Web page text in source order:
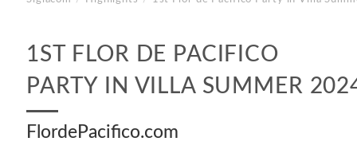
1ST FLOR DE PACIFICO
PARTY IN VILLA SUMMER
FlordePacifico.com